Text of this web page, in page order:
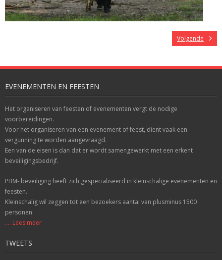
Volgende
EVENEMENTEN EN FEESTEN
Het organiseren van feesten of evenementen vergt de nodige
voorbereidingen.
Voor het organiseren van een evenement of feest, dient vaak een
vergunning te worden aangevraagd.
Een van de eisen is dan dat er wordt samengewerkt met een erkent
beveiligingsbedrijf.
PBM- beveiliging heeft zich gespecialiseerd in kleinschalige evenementen en
feesten.
Kleinschalig wil zeggen tot een bezoekers aantal van plusminus 1500
personen.
.... Lees meer
TWEETS